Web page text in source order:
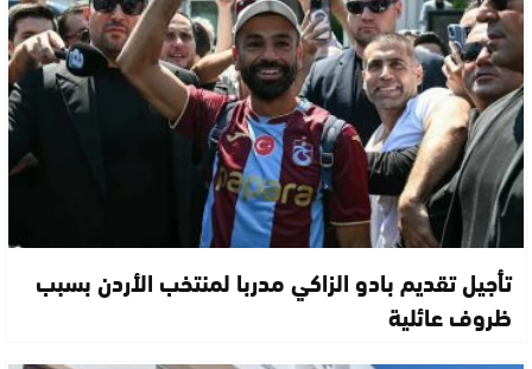
تأجيل تقديم بادو الزاكي مدربا لمنتخب الأردن بسبب
ظروف عائلية